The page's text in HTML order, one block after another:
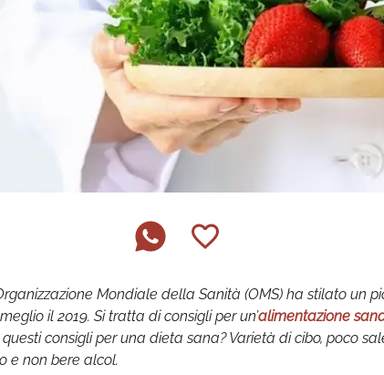
Mondiale della Sanità (OMS) ha stilato un
il 2019. Si tratta di consigli per un’alimentazione
consigli per una dieta sana? Varietà di cibo, poco
e non bere alcol.